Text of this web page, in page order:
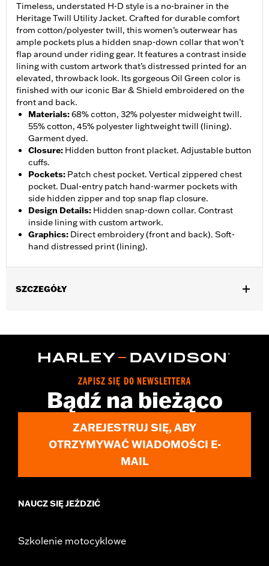
Timeless, understated H-D style is a no-brainer in the
Heritage Twill Utility Jacket. Crafted for durable comfort
from cotton/polyester twill, this women’s outerwear has
ample pockets plus a hidden snap-down collar that won’t
flap around under riding gear. It features a contrast inside
lining with custom artwork that’s distressed printed for an
elevated, throwback look. Its gorgeous Oil Green color is
finished with our iconic Bar & Shield embroidered on the
front and back.
Materials:68% cotton, 32% polyester midweight twill.
55% cotton, 45% polyester lightweight twill (lining).
Garment dyed.
Closure: Hidden button front placket. Adjustable button
cuffs.
Pockets: Patch chest pocket. Vertical zippered chest
pocket. Dual-entry patch hand-warmer pockets with
side hidden zipper and top snap flap closure.
Design Details: Hidden snap-down collar. Contrast
inside lining with custom artwork.
Graphics: Direct embroidery (front and back). Soft-
hand distressed print (lining).
SZCZEGÓŁY
Functional Features:Pockets,Button Front
d.com/warrantyfor full details
ZAPISZ SIĘ DO NEWSLETTERA
Bądź na bieżąco
ZAREJESTRUJ SIĘ, ABY
OTRZYMYWAĆ WIADOMOŚCI E-
MAIL
NAUCZ SIĘ JEŹDZIĆ
Szkolenie motocyklowe